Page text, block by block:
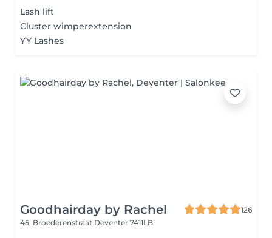
Lash lift
Cluster wimperextension
YY Lashes
Goodhairday by Rachel
126
45, Broederenstraat Deventer 7411LB